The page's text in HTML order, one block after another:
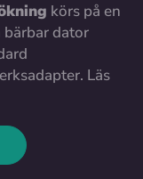
körs på en
bärbar dator
Läs